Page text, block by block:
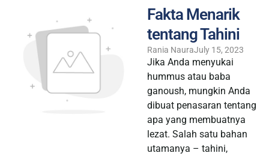
Fakta Menarik
tentang Tahini
Rania NauraJuly 15, 2023
Jika Anda menyukai
hummus atau baba
ganoush, mungkin Anda
dibuat penasaran tentang
apa yang membuatnya
lezat. Salah satu bahan
utamanya – tahini,